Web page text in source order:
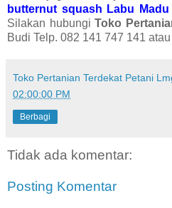
butternut squash Labu Madu
Silakan hubungi Toko
Budi Telp. 082 141 747 141
Toko Pertanian Terdekat Petani
02:00:00 PM
Berbagi
Tidak ada komentar:
Posting Komentar